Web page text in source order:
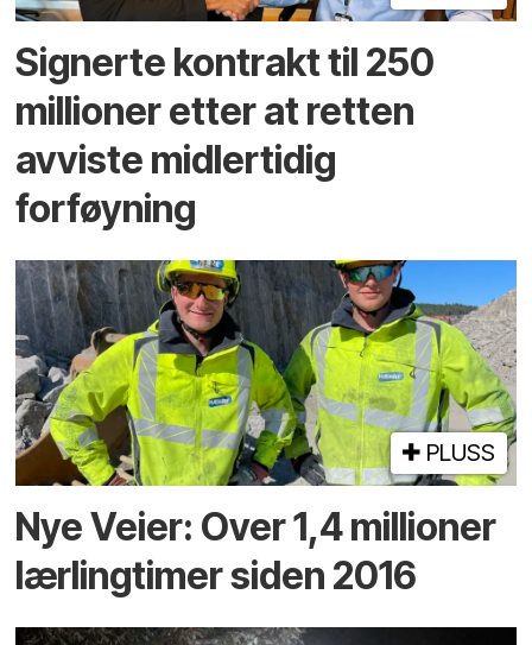
Signerte kontrakt til 250
millioner etter at retten
avviste midlertidig
forføyning
PLUSS
Nye Veier: Over 1,4 millioner
lærlingtimer siden 2016